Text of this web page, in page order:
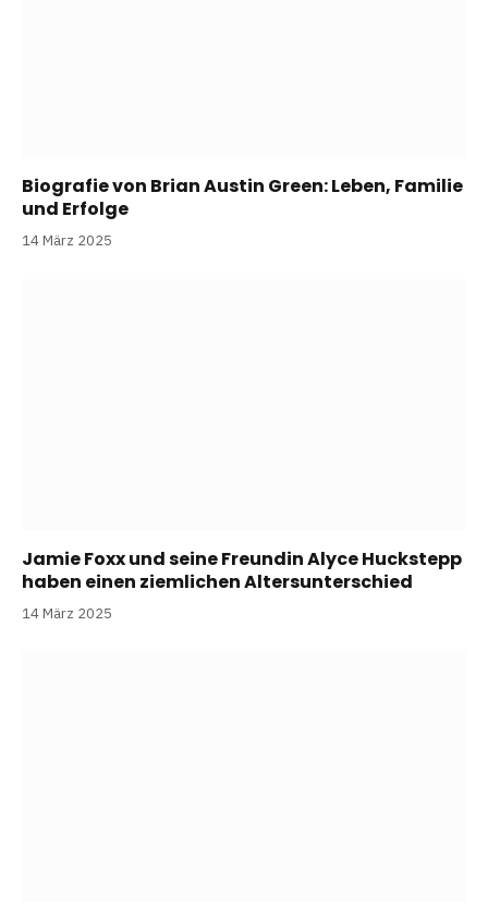
Biografie von Brian Austin Green: Leben, Familie
und Erfolge
14 März 2025
Jamie Foxx und seine Freundin Alyce Huckstepp
haben einen ziemlichen Altersunterschied
14 März 2025